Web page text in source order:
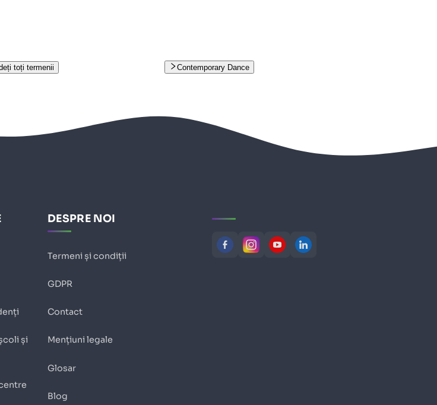
toți termenii Contemporary Dance
și
DESPRE NOI
Termeni și condiții
GDPR
Contact
Mențiuni legale
Glosar
Blog